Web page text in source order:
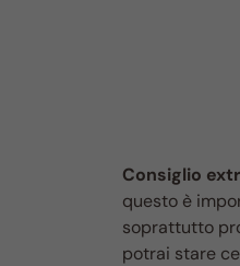
Consiglio
questo è
soprattutto
potrai stare